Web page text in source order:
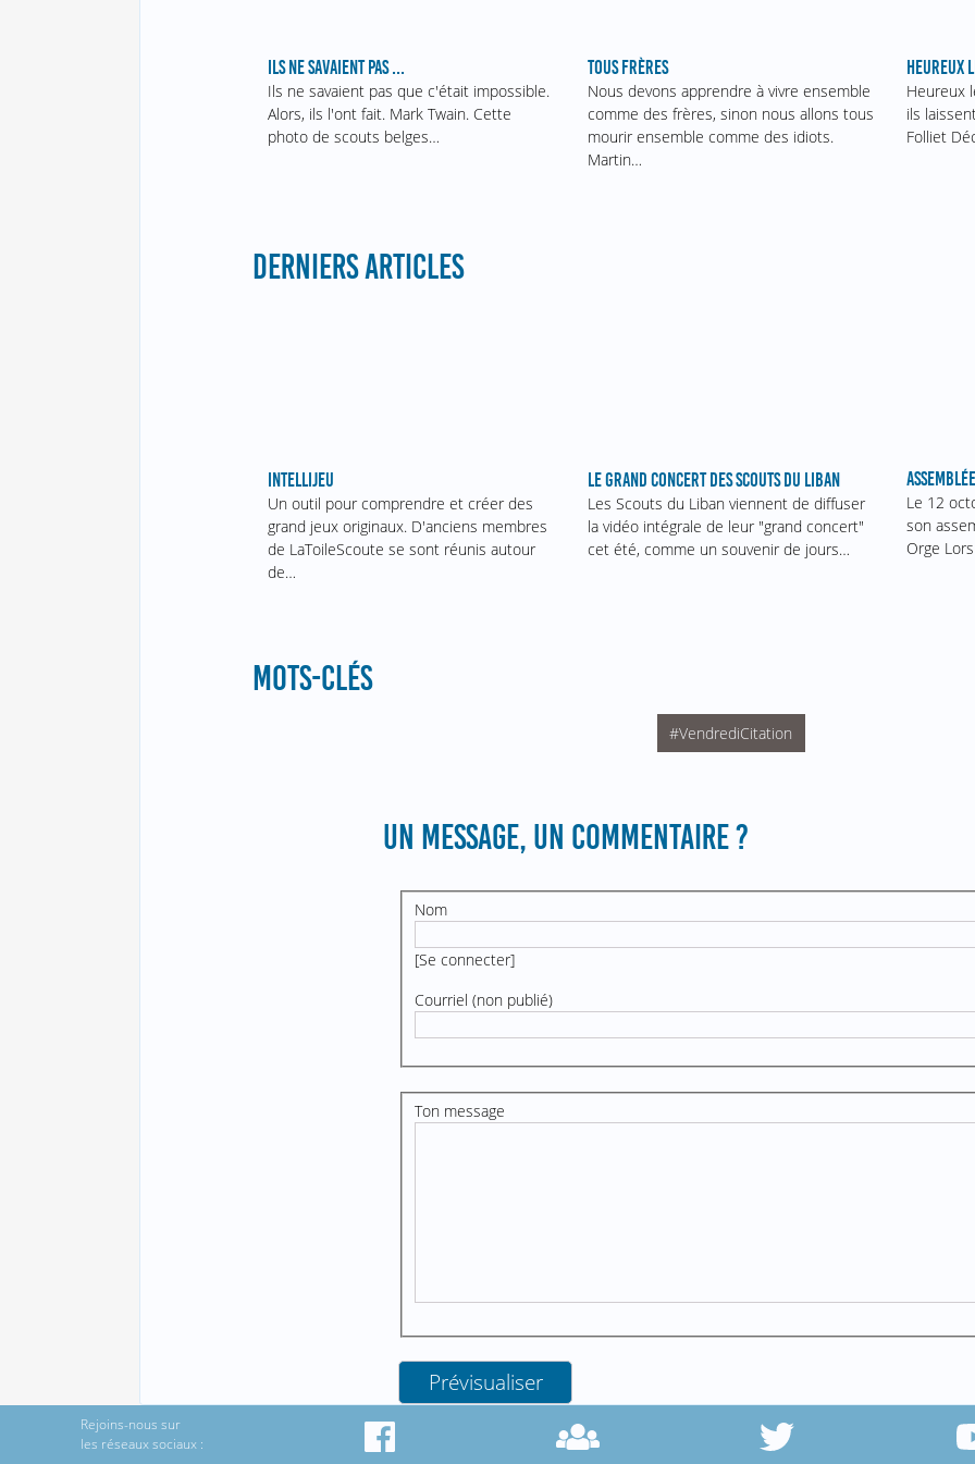
ILS NE SAVAIENT PAS ...
Ils ne savaient pas que c'était impossible.
Alors, ils l'ont fait. Mark Twain. Cette
photo de scouts belges…
TOUS FRÈRES
Nous devons apprendre à vivre ensemble
comme des frères, sinon nous allons tous
mourir ensemble comme des idiots.
Martin…
HEUREUX
Heureux
ils
Folliet
DERNIERS ARTICLES
INTELLIJEU
Un outil pour comprendre et créer des
grand jeux originaux. D'anciens membres
de LaToileScoute se sont réunis autour
de…
LE GRAND CONCERT DES SCOUTS DU LIBAN
Les Scouts du Liban viennent de diffuser
la vidéo intégrale de leur "grand concert"
cet été, comme un souvenir de jours…
Le 12
son
Orge
MOTS-CLÉS
#VendrediCitation
UN MESSAGE, UN COMMENTAIRE ?
Nom
[Se connecter]
Courriel (non publié)
Ton message
Rejoins-nous sur
les réseaux sociaux :